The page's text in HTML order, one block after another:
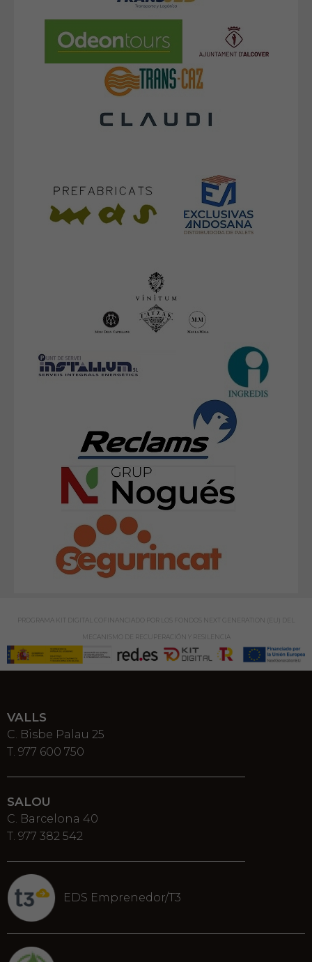
PROGRAMA KIT DIGITAL COFINANCIADO POR LOS FONDOS NEXT GENERATION (EU) DEL
MECANISMO DE RECUPERACIÓN Y RESILENCIA
VALLS
C. Bisbe Palau 25
T. 977 600 750
SALOU
C. Barcelona 40
T. 977 382 542
EDS Emprenedor/T3